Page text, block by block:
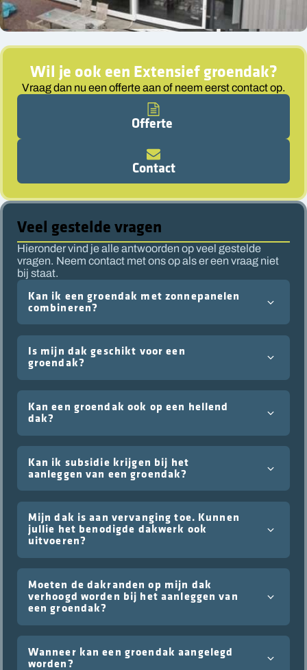
Wil je ook een Extensief groendak?
Vraag dan nu een offerte aan of neem eerst contact op.
Offerte
Contact
Veel gestelde vragen
Hieronder vind je alle antwoorden op veel gestelde
vragen. Neem contact met ons op als er een vraag niet
bij staat.
Kan ik een groendak met zonnepanelen
combineren?
Is mijn dak geschikt voor een
groendak?
Kan een groendak ook op een hellend
dak?
Kan ik subsidie krijgen bij het
aanleggen van een groendak?
Mijn dak is aan vervanging toe. Kunnen
jullie het benodigde dakwerk ook
uitvoeren?
Moeten de dakranden op mijn dak
verhoogd worden bij het aanleggen van
een groendak?
Wanneer kan een groendak aangelegd
worden?